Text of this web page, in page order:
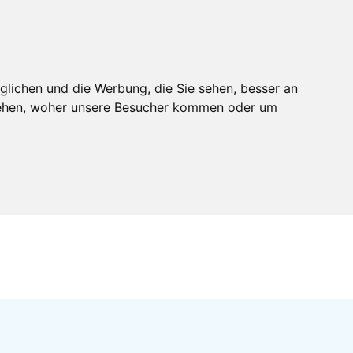
und die Werbung, die Sie sehen, besser an
woher unsere Besucher kommen oder um